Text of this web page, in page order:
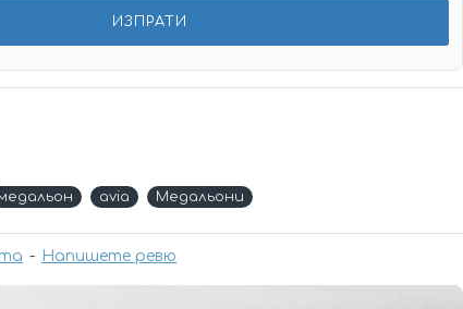
- Напишете ревю
avia Медальони